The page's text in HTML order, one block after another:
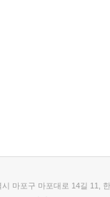
시 마포구 마포대로 14길 11,